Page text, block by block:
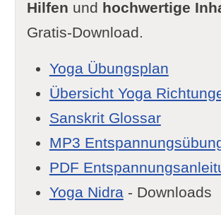
Hilfen und hochwertige
Gratis-Download.
Yoga Übungsplan
Übersicht Yoga
Sanskrit Glossar
MP3
PDF
Yoga Nidra- Downloads